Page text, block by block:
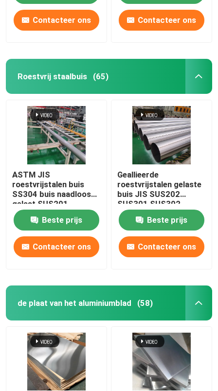
Contacteer ons Contacteer ons
Roestvrij staalbuis (65)
ASTM JIS
roestvrijstalen buis
SS304 buis naadloos
gelast SUS201
SUS304L TP316
Beste prijs
Contacteer ons
Geallieerde
roestvrijstalen gelaste
buis JIS SUS202
SUS301 SUS302
SCH40 naadloos helder
Beste prijs
Contacteer ons
de plaat van het aluminiumblad (58)